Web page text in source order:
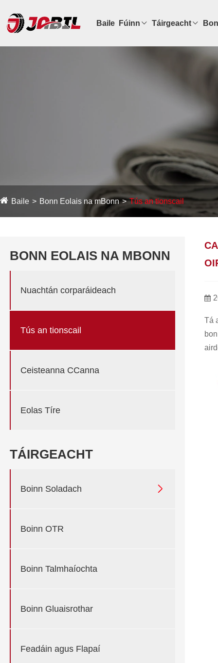
Baile Fúinn Táirgeacht
Baile Bonn Eolais na mBonn Tús an tionscail
BONN EOLAIS NA MBONN
Nuachtán corparáideach
Tús an tionscail
Ceisteanna CCanna
Eolas Tíre
TÁIRGEACHT
Boinn Soladach 
Boinn OTR
Boinn Talmhaíochta
Boinn Gluaisrothar
Feadáin agus Flapaí
Tá